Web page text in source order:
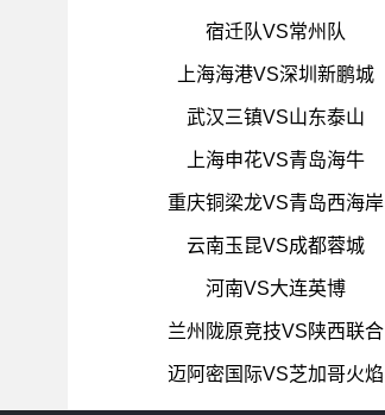
宿迁队VS常州队
上海海港VS深圳新鹏城
武汉三镇VS山东泰山
上海申花VS青岛海牛
重庆铜梁龙VS青岛西海岸
云南玉昆VS成都蓉城
河南VS大连英博
兰州陇原竞技VS陕西联合
迈阿密国际VS芝加哥火焰